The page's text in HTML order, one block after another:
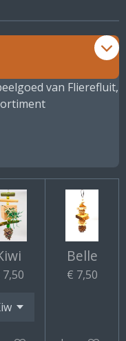
van Flierefluit,
7,50
Belle
€ 7,50